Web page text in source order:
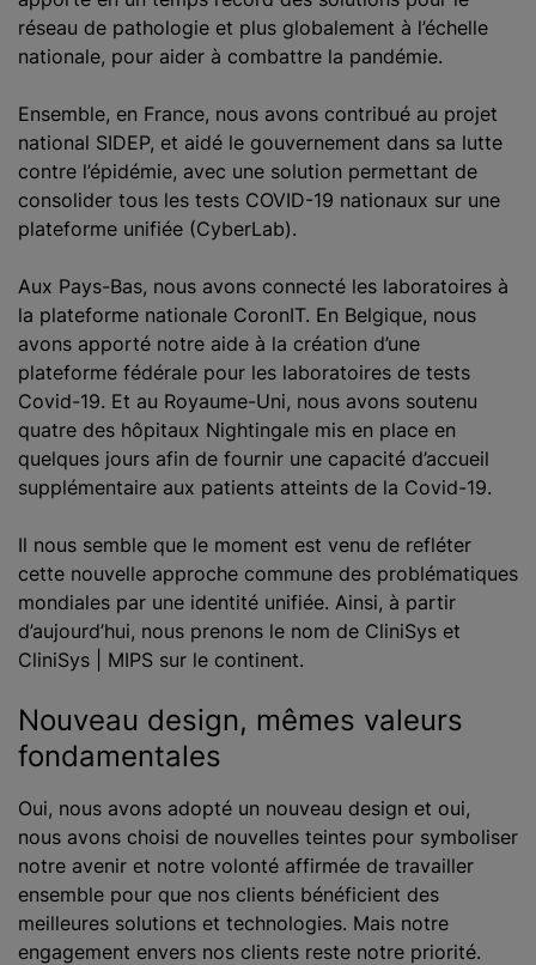
réseau de pathologie et plus globalement à l’échelle
nationale, pour aider à combattre la pandémie.
Ensemble, en France, nous avons contribué au projet
national SIDEP, et aidé le gouvernement dans sa lutte
contre l’épidémie, avec une solution permettant de
consolider tous les tests COVID-19 nationaux sur une
plateforme unifiée (CyberLab).
Aux Pays-Bas, nous avons connecté les laboratoires à
la plateforme nationale CoronIT. En Belgique, nous
avons apporté notre aide à la création d’une
plateforme fédérale pour les laboratoires de tests
Covid-19. Et au Royaume-Uni, nous avons soutenu
quatre des hôpitaux Nightingale mis en place en
quelques jours afin de fournir une capacité d’accueil
supplémentaire aux patients atteints de la Covid-19.
Il nous semble que le moment est venu de refléter
cette nouvelle approche commune des problématiques
mondiales par une identité unifiée. Ainsi, à partir
d’aujourd’hui, nous prenons le nom de CliniSys et
CliniSys | MIPS sur le continent.
Nouveau design, mêmes valeurs
fondamentales
Oui, nous avons adopté un nouveau design et oui,
nous avons choisi de nouvelles teintes pour symboliser
notre avenir et notre volonté affirmée de travailler
ensemble pour que nos clients bénéficient des
meilleures solutions et technologies. Mais notre
engagement envers nos clients reste notre priorité.